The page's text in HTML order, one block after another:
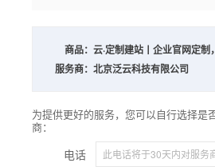
商品： 云·定制建站丨企业官网定制
服务商： 北京泛云科技有限公司
为提供更好的服务，您可以自行选择是
商：
电话